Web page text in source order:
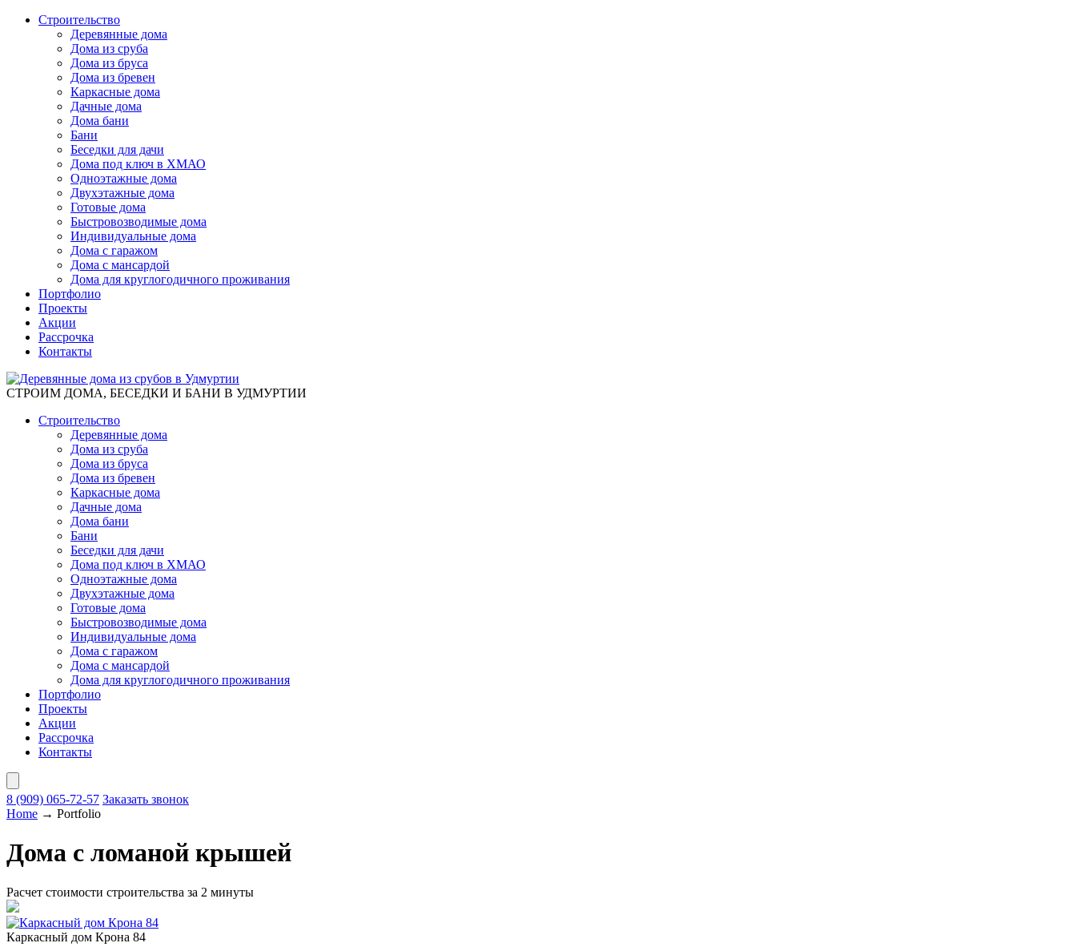
Строительство
Деревянные дома
Дома из сруба
Дома из бруса
Дома из бревен
Каркасные дома
Дачные дома
Дома бани
Бани
Беседки для дачи
Дома под ключ в ХМАО
Одноэтажные дома
Двухэтажные дома
Готовые дома
Быстровозводимые дома
Индивидуальные дома
Дома с гаражом
Дома с мансардой
Дома для круглогодичного проживания
Портфолио
Проекты
Акции
Рассрочка
Контакты
СТРОИМ ДОМА, БЕСЕДКИ И БАНИ В УДМУРТИИ
Строительство
Деревянные дома
Дома из сруба
Дома из бруса
Дома из бревен
Каркасные дома
Дачные дома
Дома бани
Бани
Беседки для дачи
Дома под ключ в ХМАО
Одноэтажные дома
Двухэтажные дома
Готовые дома
Быстровозводимые дома
Индивидуальные дома
Дома с гаражом
Дома с мансардой
Дома для круглогодичного проживания
Портфолио
Проекты
Акции
Рассрочка
Контакты
8 (909) 065-72-57 Заказать звонок
Home → Portfolio
Дома с ломаной крышей
Расчет стоимости строительства за 2 минуты
Каркасный дом Крона 84